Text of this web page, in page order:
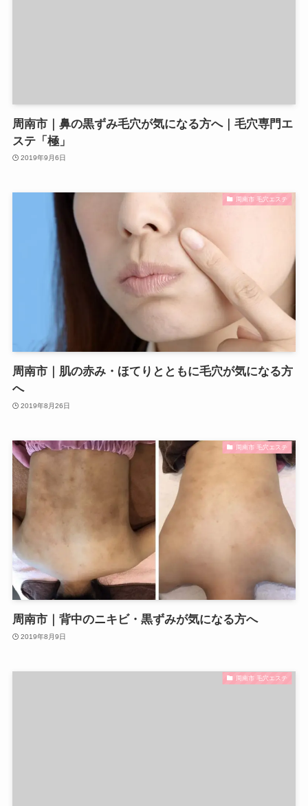
周南市｜鼻の黒ずみ毛穴が気になる方へ｜毛穴専門エ
ステ「極」
2019年9月6日
周南市 毛穴エステ
周南市｜肌の赤み・ほてりとともに毛穴が気になる方
へ
2019年8月26日
周南市 毛穴エステ
周南市｜背中のニキビ・黒ずみが気になる方へ
2019年8月9日
周南市 毛穴エステ